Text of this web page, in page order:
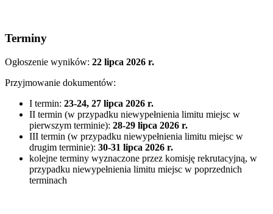
Terminy
Ogłoszenie wyników: 22 lipca 2026 r.
Przyjmowanie dokumentów:
I termin: 23-24, 27 lipca 2026 r.
II termin (w przypadku niewypełnienia limitu miejsc w
pierwszym terminie): 28-29 lipca 2026 r.
III termin (w przypadku niewypełnienia limitu miejsc w
drugim terminie): 30-31 lipca 2026 r.
kolejne terminy wyznaczone przez komisję rekrutacyjną, w
przypadku niewypełnienia limitu miejsc w poprzednich
terminach